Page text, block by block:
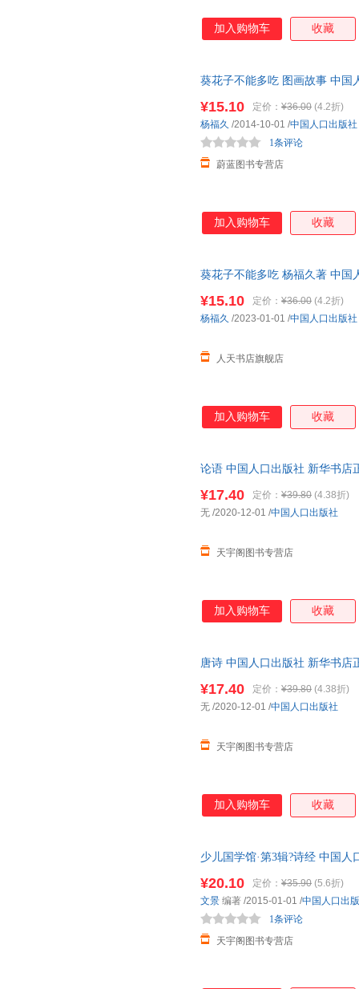
加入购物车 收藏
葵花子不能多吃 图画故事 中国
¥15.10 定价： ¥36.00 (4.2折)
蔚蓝图书专营店
1条评论
杨福久 /2014-10-01 /中国人口出版社
加入购物车 收藏
葵花子不能多吃 杨福久著 中国
¥15.10 定价： ¥36.00 (4.2折)
人天书店旗舰店
杨福久 /2023-01-01 /中国人口出版社
加入购物车 收藏
论语 中国人口出版社 新华书店
¥17.40 定价： ¥39.80 (4.38折)
天宇阁图书专营店
无 /2020-12-01 /中国人口出版社
加入购物车 收藏
唐诗 中国人口出版社 新华书店
¥17.40 定价： ¥39.80 (4.38折)
天宇阁图书专营店
无 /2020-12-01 /中国人口出版社
加入购物车 收藏
少儿国学馆·第3辑?诗经 中国
¥20.10 定价： ¥35.90 (5.6折)
天宇阁图书专营店
1条评论
文景 编著 /2015-01-01 /中国人口出